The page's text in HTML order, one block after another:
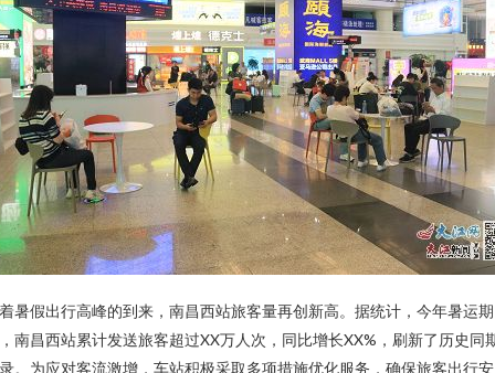
暑假出行高峰的到来，南昌西站旅客量再创新高。据统计，今年暑运期
南昌西站累计发送旅客超过XX万人次，同比增长XX%，刷新了历史同
。为应对客流激增，车站积极采取多项措施优化服务，确保旅客出行安